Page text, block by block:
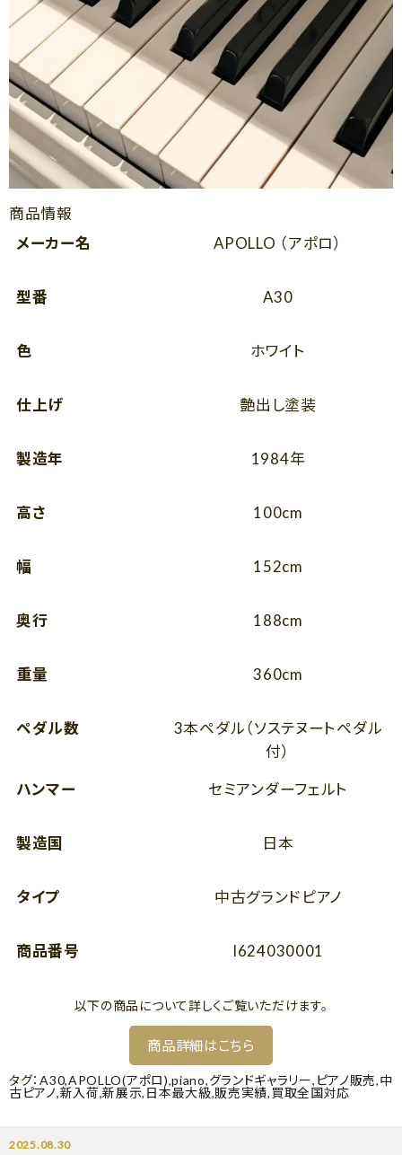
商品情報
メーカー名
APOLLO （アポロ）
型番 A30
色 ホワイト
仕上げ 艶出し塗装
製造年 1984年
高さ 100cm
幅 152cm
奥行 188cm
重量 360cm
ペダル数
3本ペダル（ソステヌートペダル
付）
ハンマー
セミアンダーフェルト
製造国 日本
タイプ 中古グランドピアノ
商品番号 I624030001
以下の商品について詳しくご覧いただけます。
商品詳細はこちら
タグ：A30,APOLLO(アポロ),piano,グランドギャラリー, ピアノ販売,中
古ピアノ,新入荷,新展示, 日本最大級,販売実績, 買取全国対応
2025.08.30